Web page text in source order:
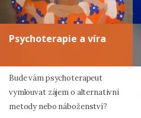
Psychoterapie a víra
Bude vám psychoterapeut
vymlouvat zájem o alternativní
metody nebo náboženství?